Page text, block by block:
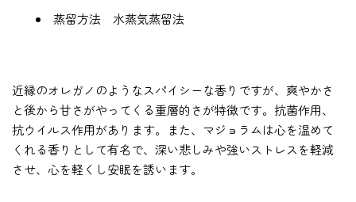
蒸留方法 水蒸気蒸留法
近縁のオレガノのようなスパイシーな香りですが、爽やかさ
と後から甘さがやってくる重層的さが特徴です。抗菌作用、
抗ウイルス作用があります。また、マジョラムは心を温めて
くれる香りとして有名で、深い悲しみや強いストレスを軽減
させ、心を軽くし安眠を誘います。